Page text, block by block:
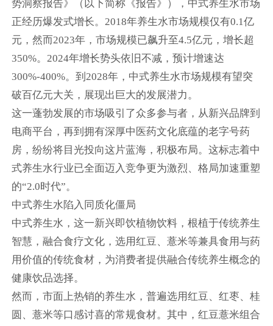
势洞察报告》（以下简称《报告》），中式养生水市场
正经历爆发式增长。2018年养生水市场规模仅有0.1亿
元，然而2023年，市场规模已飙升至4.5亿元，增长超
350%。2024年增长势头依旧不减，预计增速达
300%-400%。到2028年，中式养生水市场规模有望突
破百亿元大关，展现出巨大的发展潜力。
这一蓬勃发展的市场吸引了众多参与者，从新兴品牌到
电商平台，再到拥有深厚中医药文化底蕴的老字号药
房，纷纷将目光投向这片蓝海，积极布局。这标志着中
式养生水行业已全面迈入竞争更为激烈、格局加速重塑
的“2.0时代”。
中式养生水陷入同质化僵局
中式养生水，这一新兴即饮植物饮料，根植于传统养生
智慧，融合食疗文化，选用红豆、薏米等兼具食用与药
用价值的传统食材，为消费者提供融合传统养生概念的
健康饮品选择。
然而，市面上热销的养生水，普遍选用红豆、红枣、桂
圆、薏米等口感讨喜的常规食材。其中，红豆薏米组合